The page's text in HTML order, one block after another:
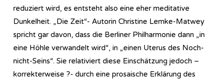
reduziert wird, es entsteht also eine eher meditative
Dunkelheit. „Die Zeit“- Autorin Christine Lemke-Matwey
spricht gar davon, dass die Berliner Philharmonie dann „in
eine Höhle verwandelt wird“, in „einen Uterus des Noch-
nicht-Seins“. Sie relativiert diese Einschätzung jedoch –
korrekterweise ?- durch eine prosaische Erklärung des